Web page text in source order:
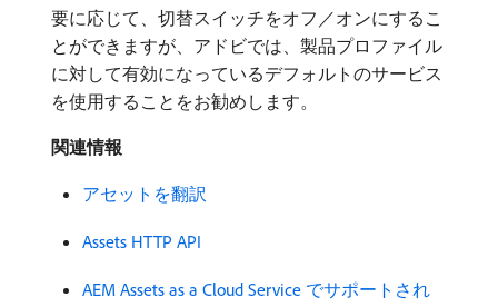
要に応じて、切替スイッチをオフ／オンにするこ
とができますが、アドビでは、製品プロファイル
に対して有効になっているデフォルトのサービス
を使用することをお勧めします。
関連情報
アセットを翻訳
Assets HTTP API
AEM Assets as a Cloud Service でサポートされ